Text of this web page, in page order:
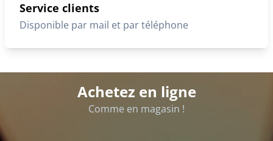
Service clients
Disponible par mail et par téléphone
Achetez en ligne
Comme en magasin !